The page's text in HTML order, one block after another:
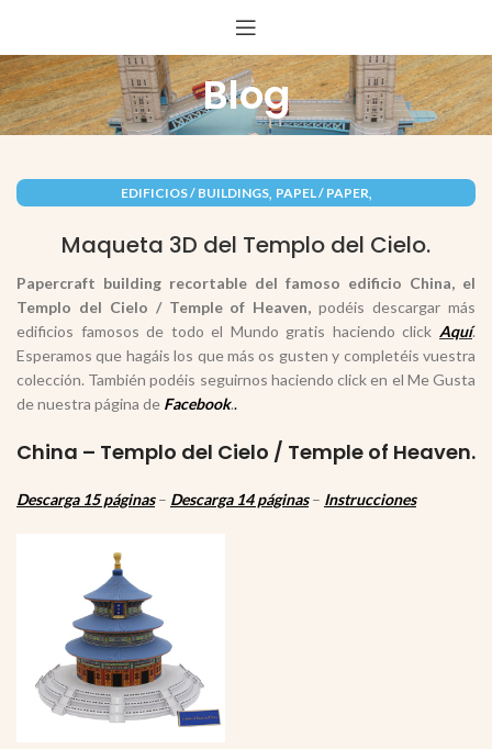
Blog
EDIFICIOS / BUILDINGS, PAPEL / PAPER,
Maqueta 3D del Templo del Cielo.
Papercraft building recortable del famoso edificio China, el
Templo del Cielo / Temple of Heaven,podéis descargar más
edificios famosos de todo el Mundo gratis haciendo click Aquí.
Esperamos que hagáis los que más os gusten y completéis vuestra
colección. También podéis seguirnos haciendo click en el Me Gusta
de nuestra página de Facebook..
China – Templo del Cielo / Temple of Heaven.
Descarga 15 páginas– Descarga 14 páginas– Instrucciones